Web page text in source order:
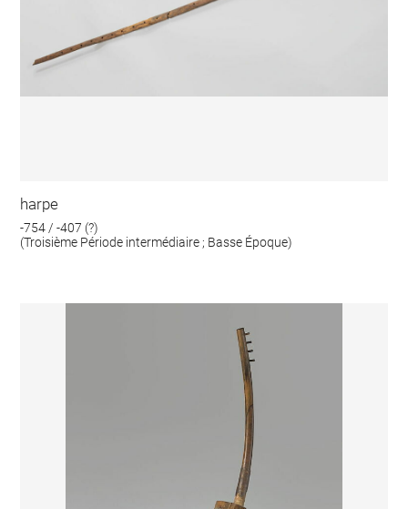
harpe
-754 / -407 (?)
(Troisième Période intermédiaire ; Basse Époque)